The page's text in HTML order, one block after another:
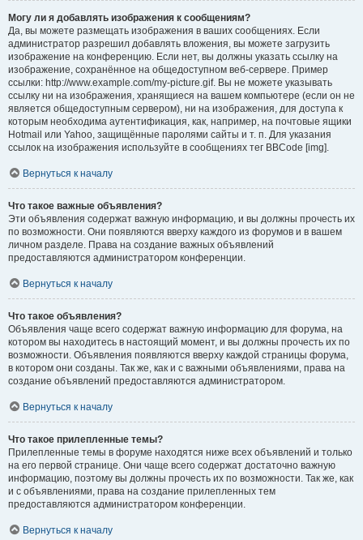
Могу ли я добавлять изображения к сообщениям?
Да, вы можете размещать изображения в ваших сообщениях. Если
администратор разрешил добавлять вложения, вы можете загрузить
изображение на конференцию. Если нет, вы должны указать ссылку на
изображение, сохранённое на общедоступном веб-сервере. Пример
ссылки: http://www.example.com/my-picture.gif. Вы не можете указывать
ссылку ни на изображения, хранящиеся на вашем компьютере (если он не
является общедоступным сервером), ни на изображения, для доступа к
которым необходима аутентификация, как, например, на почтовые ящики
Hotmail или Yahoo, защищённые паролями сайты и т. п. Для указания
ссылок на изображения используйте в сообщениях тег BBCode [img].
Вернуться к началу
Что такое важные объявления?
Эти объявления содержат важную информацию, и вы должны прочесть их
по возможности. Они появляются вверху каждого из форумов и в вашем
личном разделе. Права на создание важных объявлений
предоставляются администратором конференции.
Вернуться к началу
Что такое объявления?
Объявления чаще всего содержат важную информацию для форума, на
котором вы находитесь в настоящий момент, и вы должны прочесть их по
возможности. Объявления появляются вверху каждой страницы форума,
в котором они созданы. Так же, как и с важными объявлениями, права на
создание объявлений предоставляются администратором.
Вернуться к началу
Что такое прилепленные темы?
Прилепленные темы в форуме находятся ниже всех объявлений и только
на его первой странице. Они чаще всего содержат достаточно важную
информацию, поэтому вы должны прочесть их по возможности. Так же, как
и с объявлениями, права на создание прилепленных тем
предоставляются администратором конференции.
Вернуться к началу